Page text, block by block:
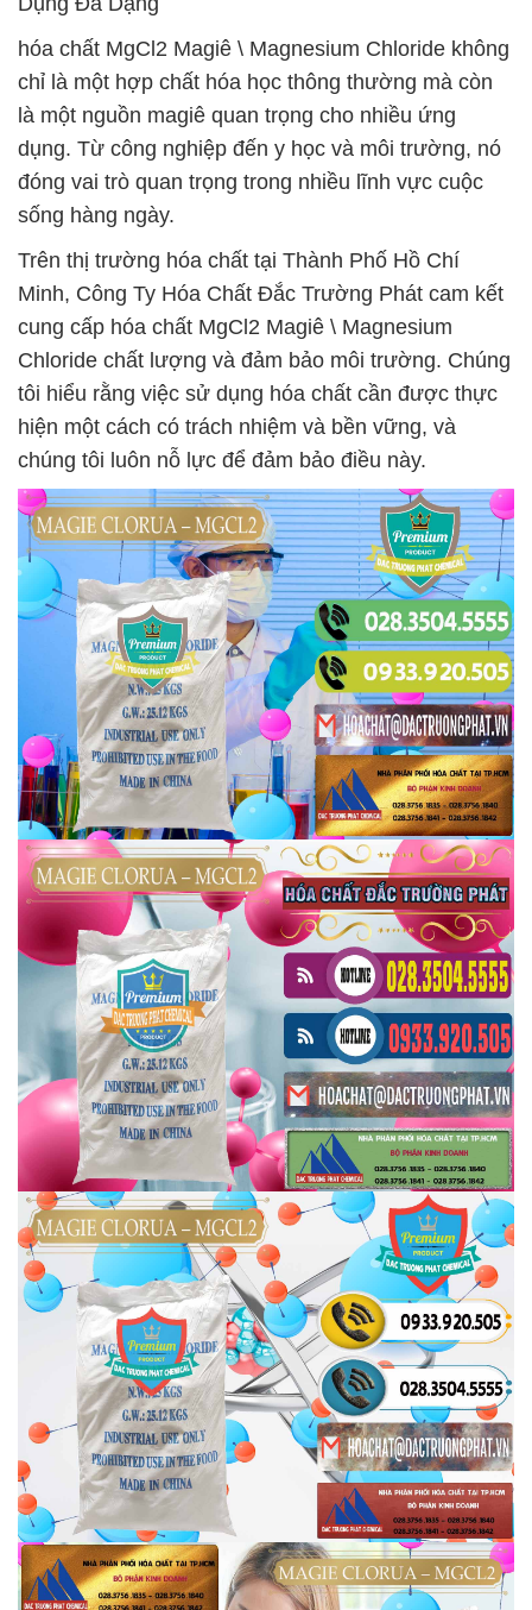
hóa chất MgCl2 Magiê \ Magnesium Chloride không
chỉ là một hợp chất hóa học thông thường mà còn
là một nguồn magiê quan trọng cho nhiều ứng
dụng. Từ công nghiệp đến y học và môi trường, nó
đóng vai trò quan trọng trong nhiều lĩnh vực cuộc
sống hàng ngày.
Trên thị trường hóa chất tại Thành Phố Hồ Chí
Minh, Công Ty Hóa Chất Đắc Trường Phát cam kết
cung cấp hóa chất MgCl2 Magiê \ Magnesium
Chloride chất lượng và đảm bảo môi trường. Chúng
tôi hiểu rằng việc sử dụng hóa chất cần được thực
hiện một cách có trách nhiệm và bền vững, và
chúng tôi luôn nỗ lực để đảm bảo điều này.